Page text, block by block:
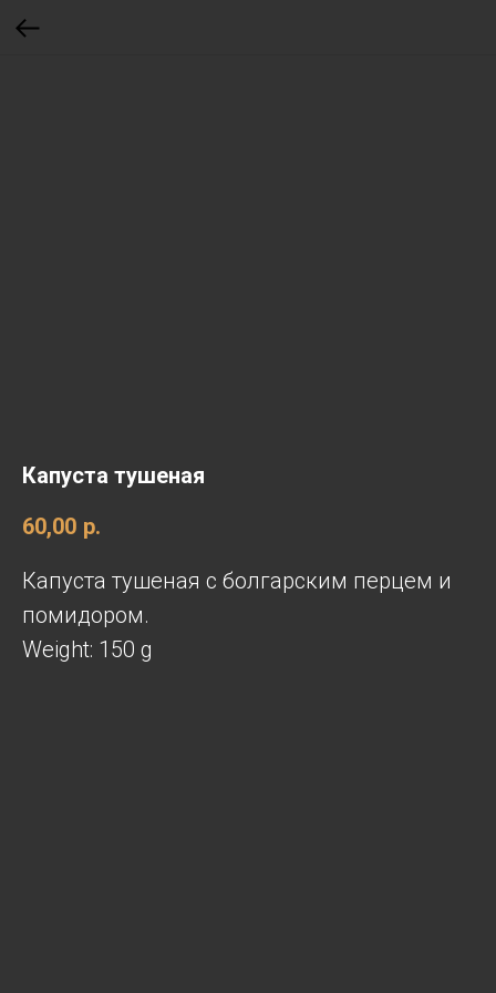
Капуста тушеная
60,00 р.
Капуста тушеная с болгарским перцем и
помидором.
Weight: 150 g